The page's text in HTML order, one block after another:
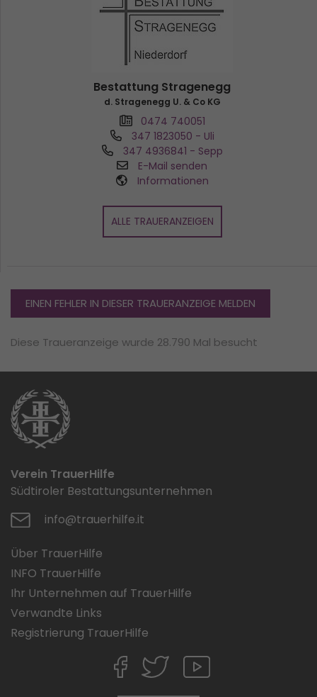
Bestattung Stragenegg
d. Stragenegg U. & Co KG
0474 740051
347 1823050 - Uli
347 4936841 - Sepp
E-Mail senden
Informationen
ALLE TRAUERANZEIGEN
EINEN FEHLER IN DIESER TRAUERANZEIGE MELDEN
Diese Traueranzeige wurde 28.790 Mal besucht
Verein TrauerHilfe
Südtiroler Bestattungsunternehmen
info@trauerhilfe.it
Über TrauerHilfe
INFO TrauerHilfe
Ihr Unternehmen auf TrauerHilfe
Verwandte Links
Registrierung TrauerHilfe